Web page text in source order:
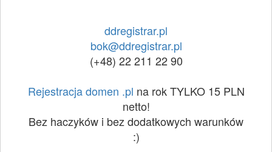
ddregistrar.pl
bok@ddregistrar.pl
(+48) 22 211 22 90
Rejestracja domen .pl na rok TYLKO 15 PLN
netto!
Bez haczyków i bez dodatkowych warunków
:)